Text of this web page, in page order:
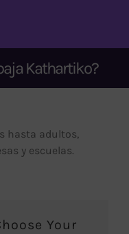
Kathartiko?
hasta adultos,
y escuelas.
Your